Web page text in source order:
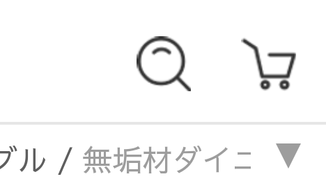
ル / 無垢材ダイニン